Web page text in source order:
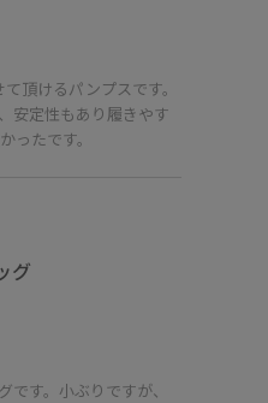
頂けるパンプスです。
安定性もあり履きやす
ったです。
グ
です。小ぶりですが、